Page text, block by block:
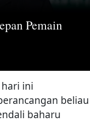
Pemain
ini
beliau
baharu